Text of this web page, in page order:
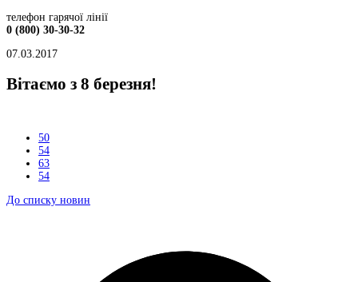
телефон гарячої лінії
0 (800) 30-30-32
07.03.2017
Вітаємо з 8 березня!
50
54
63
54
До списку новин